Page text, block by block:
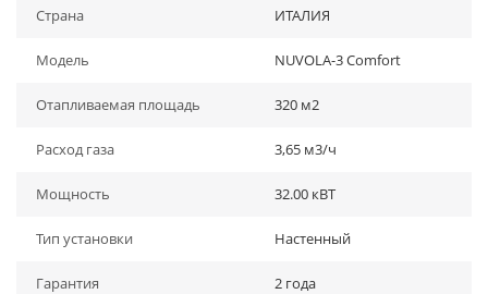
Страна ИТАЛИЯ
Модель NUVOLA-3 Comfort
Отапливаемая площадь 320 м2
Расход газа 3,65 м3/ч
Мощность 32.00 кВТ
Тип установки Настенный
Гарантия 2 года